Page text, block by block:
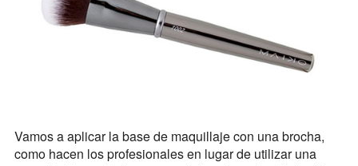
Vamos a aplicar la base de maquillaje con una brocha,
como hacen los profesionales en lugar de utilizar una